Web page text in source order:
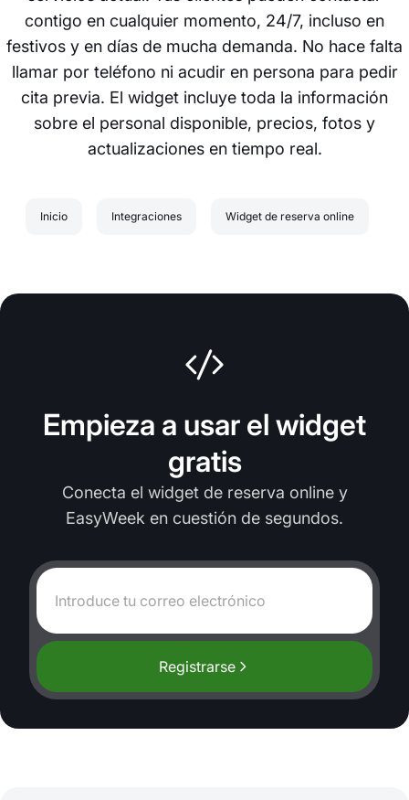
contigo en cualquier momento, 24/7, incluso en
festivos y en días de mucha demanda. No hace falta
llamar por teléfono ni acudir en persona para pedir
cita previa. El widget incluye toda la información
sobre el personal disponible, precios, fotos y
actualizaciones en tiempo real.
Inicio Integraciones Widget de reserva online
Empieza a usar el widget
gratis
Conecta el widget de reserva online y
EasyWeek en cuestión de segundos.
Registrarse